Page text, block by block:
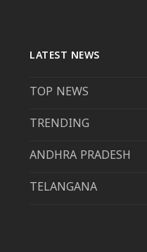
LATEST NEWS
TOP NEWS
TRENDING
ANDHRA PRADESH
TELANGANA